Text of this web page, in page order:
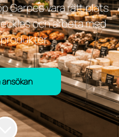
Garpes vara rätt plats
och arbeta med
ansökan